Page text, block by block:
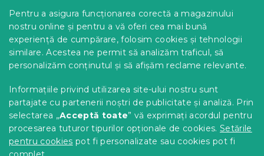
Pentru a asigura funcționarea corectă a magazinului
nostru online și pentru a vă oferi cea mai bună
experiență de cumpărare, folosim cookies și tehnologii
similare. Acestea ne permit să analizăm traficul, să
personalizăm conținutul și să afișăm reclame relevante.
Informațiile privind utilizarea site-ului nostru sunt
partajate cu partenerii noștri de publicitate și analiză. Prin
selectarea „Acceptă toate” vă exprimați acordul pentru
procesarea tuturor tipurilor opționale de cookies. Setările
pentru cookies pot fi personalizate sau cookies pot fi
i
s
t
ă
r
i
o
r
Urmărirea comenzii
Opțiuni de livrare
Metode de plată
Reclamații și retururi
Contact
Protecția datelor cu caracter personal
Achizitii SEAP
Tabel mărimi
Blog